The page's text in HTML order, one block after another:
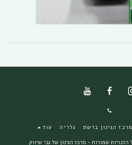
מרכז הגינון ברשת גלריה עוד
מרכז הגינון של גבי שיווק